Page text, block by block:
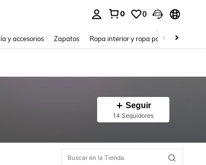
0 0
y accesorios Zapatos Ropa interior y ropa para dormir
Seguir
14 Seguidores